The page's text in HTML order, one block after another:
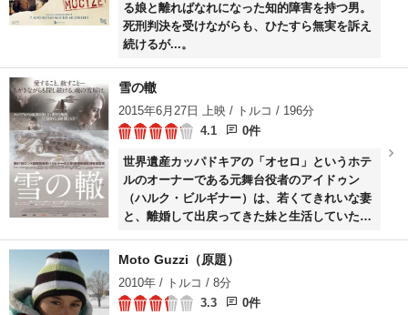
る娘と離ればなれになった知的障害を持つ男。
死刑判決を受けながらも、ひたすら無実を訴え
続けるが...。
雪の轍
2015年6月27日 上映 / トルコ / 196分
4.1
0件
世界遺産カッパドキアの「オセロ」というホテ
ルのオーナーである元舞台役者のアイドゥン
（ハルク・ビルギナー）は、若くてきれいな妻
と、離婚して出戻ってきた妹と生活していた。
が訪れ雪に覆い尽くされたホテルの中でそれぞ
れの内面があらわになっていき、互いに感情を
ぶつけ始める。さらに、アイドゥンへの家賃を
払おうとしない聖職者一家との関係が悩みの種
Moto Guzzi（原題）
2010年 / トルコ / 8分
3.3
0件